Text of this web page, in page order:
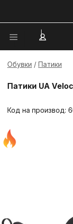
Обувки Патики
Патики UA
Код на производ: